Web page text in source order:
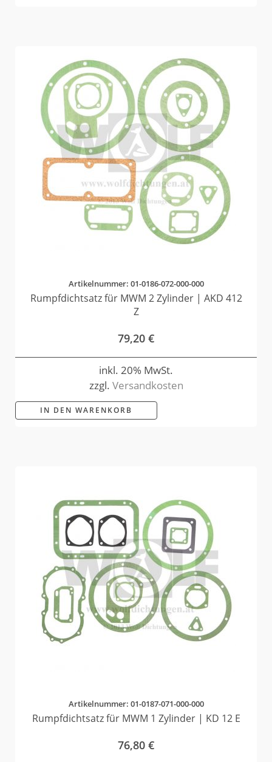
Artikelnummer: 01-0186-072-000-000
Rumpfdichtsatz für MWM 2 Zylinder | AKD 412
Z
79,20 €
inkl. 20% MwSt.
zzgl. Versandkosten
IN DEN WARENKORB
Artikelnummer: 01-0187-071-000-000
Rumpfdichtsatz für MWM 1 Zylinder | KD 12 E
76,80 €